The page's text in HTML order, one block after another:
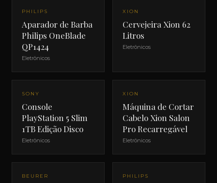
PHILIPS
Aparador de Barba
Philips OneBlade
QP1424
Eletrônicos
XION
Cervejeira Xion 62
Litros
Eletrônicos
SONY
Console
PlayStation 5 Slim
1TB Edição Disco
Eletrônicos
XION
Máquina de Cortar
Cabelo Xion Salon
Pro Recarregável
Eletrônicos
BEURER PHILIPS